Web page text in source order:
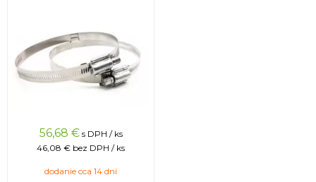
56,68 € s DPH / ks
46,08 € bez DPH / ks
dodanie cca 14 dní